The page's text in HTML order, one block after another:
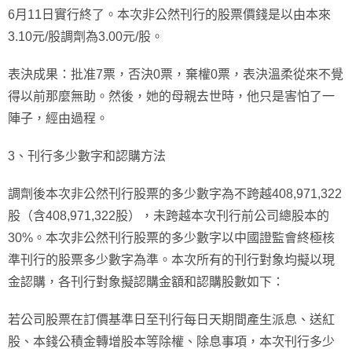
6月11日實行終了。本次非公然刊行的股票價錢是以由本來
3.10元/股調劑為3.00元/股。
表決成果：批准7票，否決0票，棄權0票，表決溫柔從來不覺
得以前那麼無助。然後，她的母親去世時，他只是害怕了一
陣子，經由過程。
3、刊行多少數字和認購方法
調劑後本次非公然刊行股票的多少數字為不跨越408,971,322
股（含408,971,322股），未跨越本次刊行前公司總股本的
30%。本次非公然刊行股票的多少數字以中國證監會終極核
準刊行的股票多少數字為準。本次所有的刊行對象均擬以現
金認購，各刊行對象擬認購金額和認購股數如下：
若公司股票在訂價基準日至刊行每日天期間產生派息、送紅
股、本錢公積金轉增股本等除權、除息事項，本次刊行多少